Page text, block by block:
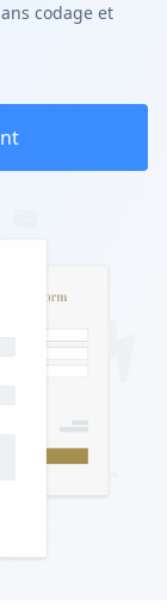
codage et